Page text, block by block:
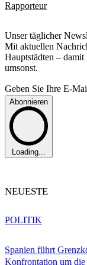
Rapporteur
Unser täglicher
Mit aktuellen
Hauptstädten –
umsonst.
Geben Sie Ihre E-
Abonnieren
Loading...
NEUESTE
Spanien führt
Konfrontation um
POLITIK